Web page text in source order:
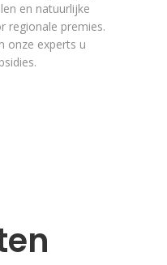
en natuurlijke
regionale premies.
onze experts u